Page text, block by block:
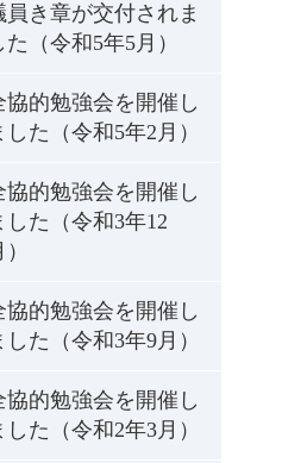
員き章が交付されま
た（令和5年5月）
協的勉強会を開催し
した（令和5年2月）
協的勉強会を開催し
した（令和3年12
協的勉強会を開催し
した（令和3年9月）
協的勉強会を開催し
した（令和2年3月）